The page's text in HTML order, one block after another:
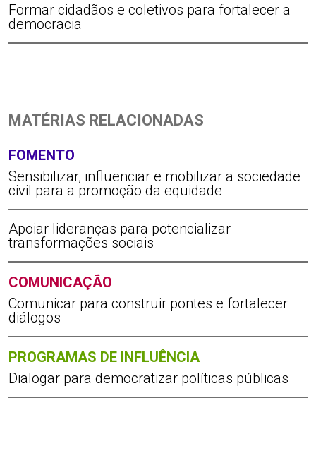
Formar cidadãos e coletivos para fortalecer a
democracia
MATÉRIAS RELACIONADAS
FOMENTO
Sensibilizar, influenciar e mobilizar a sociedade
civil para a promoção da equidade
Apoiar lideranças para potencializar
transformações sociais
COMUNICAÇÃO
Comunicar para construir pontes e fortalecer
diálogos
PROGRAMAS DE INFLUÊNCIA
Dialogar para democratizar políticas públicas